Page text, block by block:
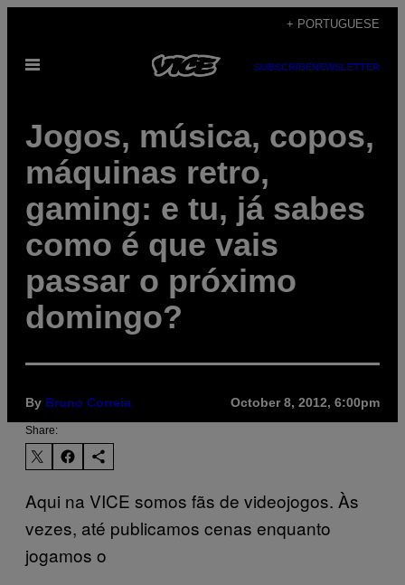
content
+ PORTUGUESE
Open
SUBSCRIBENEWSLETTER
Jogos, música, copos,
máquinas retro,
gaming: e tu, já sabes
como é que vais
passar o próximo
domingo?
By Bruno Correia October 8, 2012, 6:00pm
Share:
Aqui na VICE somos fãs de videojogos. Às
vezes, até publicamos cenas enquanto
jogamos o